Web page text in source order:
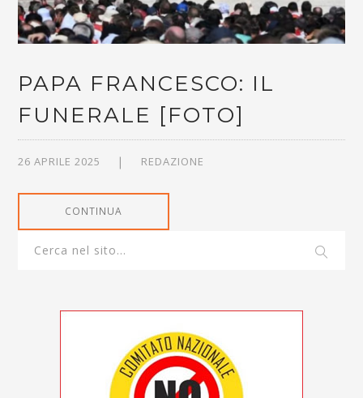
PAPA FRANCESCO: IL
FUNERALE [FOTO]
26 APRILE 2025 REDAZIONE
CONTINUA